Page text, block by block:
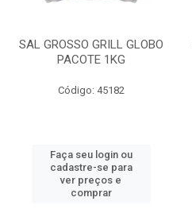
SAL GROSSO GRILL GLOBO
PACOTE 1KG
Código: 45182
Faça seu login ou
cadastre-se para
ver preços e
comprar